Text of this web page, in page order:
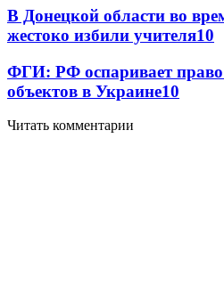
В Донецкой области во
жестоко избили учителя10
ФГИ: РФ оспаривает право
объектов в Украине10
Читать комментарии